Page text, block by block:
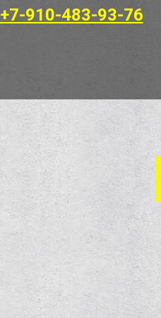
+7-910-483-93-76